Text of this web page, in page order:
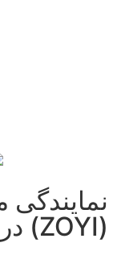
(ZOYI) در ایران